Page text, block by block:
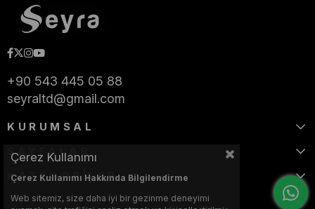
+90 543 445 05 88
seyraltd@gmail.com
KURUMSAL
SAYFALAR
KATEGORİLER
Çerez Kullanımı
Çerez Kullanımı Hakkında Bilgilendirme
Web sitemiz, size daha iyi bir gezinme deneyimi